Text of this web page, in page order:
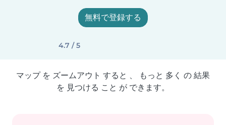
無料で登録する
4.7 / 5
マップ を ズームアウト すると 、 もっと 多く の 結果
を 見つける こと が できます。